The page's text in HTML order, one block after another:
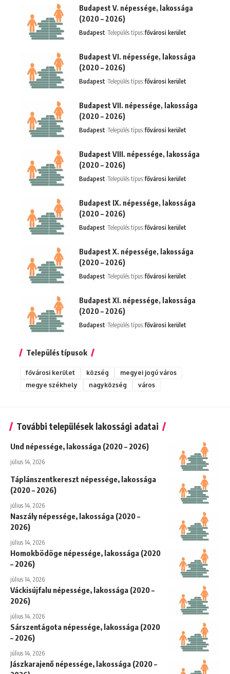
Budapest V. népessége, lakossága
(2020 – 2026)
Budapest Település típus:fővárosi kerület
Budapest VI. népessége, lakossága
(2020 – 2026)
Budapest Település típus:fővárosi kerület
Budapest VII. népessége, lakossága
(2020 – 2026)
Budapest Település típus:fővárosi kerület
Budapest VIII. népessége, lakossága
(2020 – 2026)
Budapest Település típus:fővárosi kerület
Budapest IX. népessége, lakossága
(2020 – 2026)
Budapest Település típus:fővárosi kerület
Budapest X. népessége, lakossága
(2020 – 2026)
Budapest Település típus:fővárosi kerület
Budapest XI. népessége, lakossága
(2020 – 2026)
Budapest Település típus:fővárosi kerület
Település típusok
fővárosi kerület község
megyei jogú város
megye székhely
nagyközség város
További települések lakossági adatai
Und népessége, lakossága (2020 – 2026)
július 14, 2026
Táplánszentkereszt népessége, lakossága
(2020 – 2026)
július 14, 2026
Naszály népessége, lakossága (2020 –
2026)
július 14, 2026
Homokbödöge népessége, lakossága (2020
– 2026)
július 14, 2026
Váckisújfalu népessége, lakossága (2020 –
2026)
július 14, 2026
Sárszentágota népessége, lakossága (2020
– 2026)
július 14, 2026
Jászkarajenő népessége, lakossága (2020 –